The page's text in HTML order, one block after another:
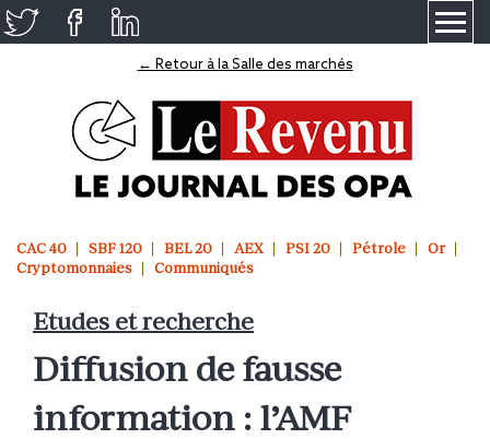
← Retour à la Salle des marchés
CAC 40 SBF 120 BEL 20 AEX PSI 20 Pétrole
Or
Cryptomonnaies
Communiqués
Etudes et recherche
Diffusion de fausse
information : l’AMF